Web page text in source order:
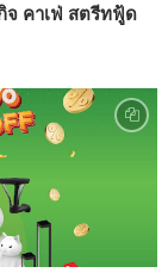
จ คาเฟ่ สตรีทฟู้ด